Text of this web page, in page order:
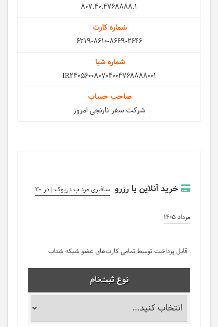
807.40.4768888.1
6219-8610-8669-2646
IR240560080704004768888001
شرکت سفر نارنجی امروز
خرید آنلاین یا رزرو سافاری مرداب دریوک | در 30
مرداد 1405
قابل پرداخت توسط تمامی کارت‌های عضو شبکه شتاب
نوع ثبت‌نام